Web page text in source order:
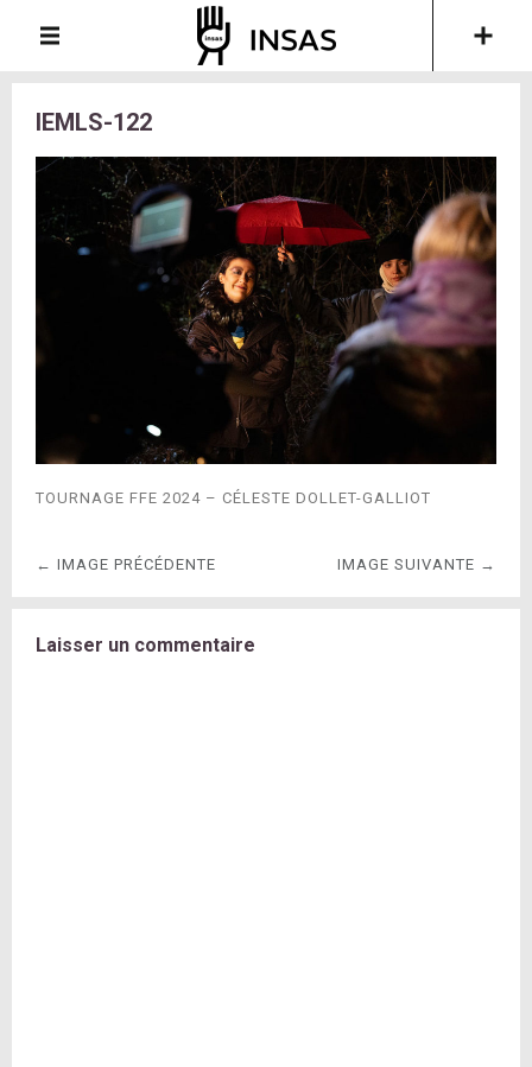
IEMLS-122
TOURNAGE FFE 2024 – CÉLESTE DOLLET-GALLIOT
← IMAGE PRÉCÉDENTE IMAGE SUIVANTE →
Laisser un commentaire